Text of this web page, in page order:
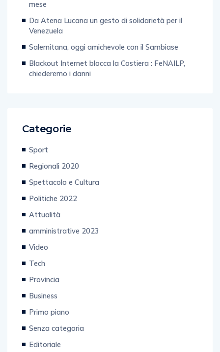
mese
Da Atena Lucana un gesto di solidarietà per il
Venezuela
Salernitana, oggi amichevole con il Sambiase
Blackout Internet blocca la Costiera : FeNAILP,
chiederemo i danni
Categorie
Sport
Regionali 2020
Spettacolo e Cultura
Politiche 2022
Attualità
amministrative 2023
Video
Tech
Provincia
Business
Primo piano
Senza categoria
Editoriale